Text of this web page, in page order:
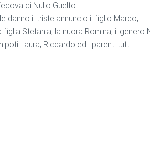
di Nullo Guelfo
danno il triste annuncio il figlio Marco,
figlia Stefania, la nuora Romina, il genero
Laura, Riccardo ed i parenti tutti.